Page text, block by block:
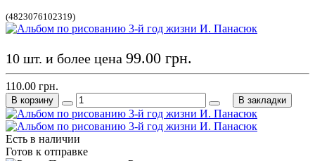
(4823076102319)
Есть в наличии
Готов к отправке
10 шт. и более цена 99.00 грн.
110.00 грн.
В корзину В закладки